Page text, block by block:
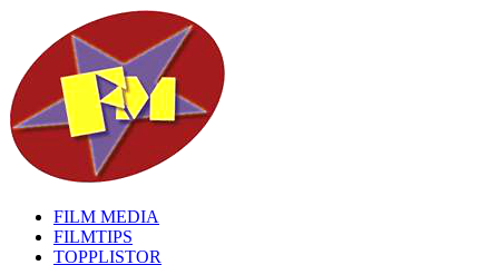
FILM MEDIA
FILMTIPS
TOPPLISTOR